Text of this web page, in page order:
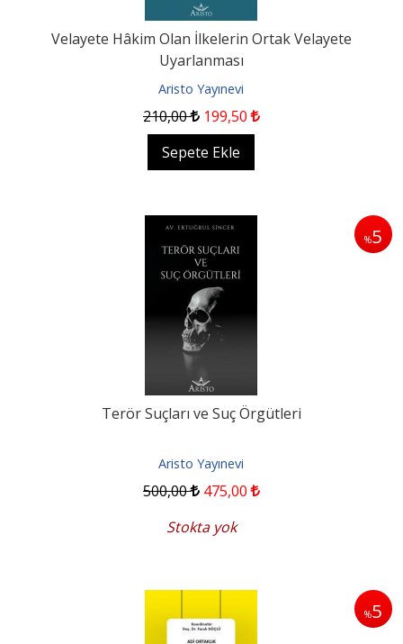
Velayete Hâkim Olan İlkelerin Ortak Velayete
Uyarlanması
Aristo Yayınevi
210,00 199,50
Sepete Ekle
%5
Terör Suçları ve Suç Örgütleri
Aristo Yayınevi
500,00 475,00
Stokta yok
%5